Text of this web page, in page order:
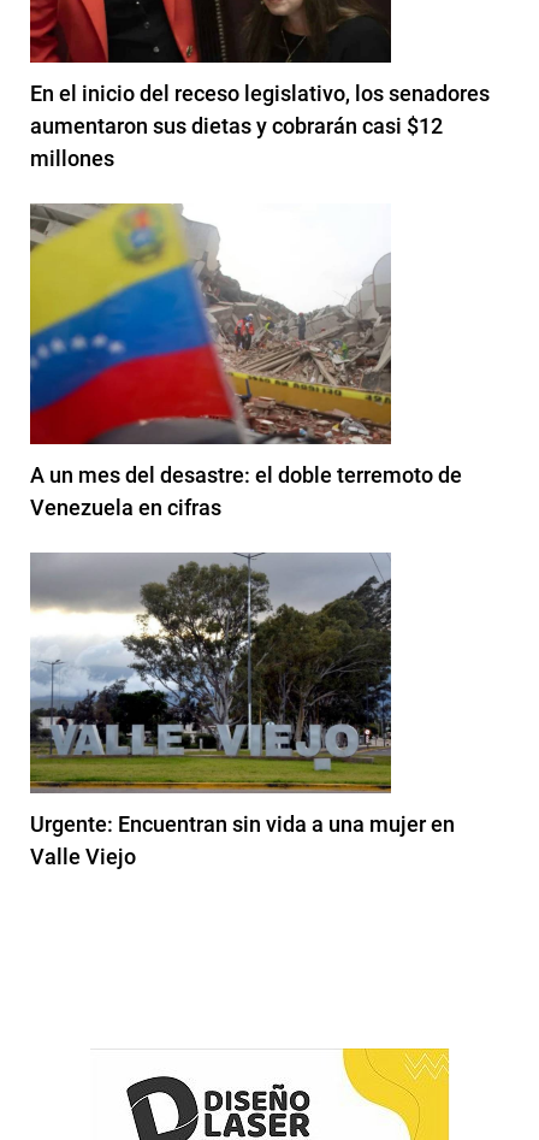
En el inicio del receso legislativo, los senadores
aumentaron sus dietas y cobrarán casi $12
millones
A un mes del desastre: el doble terremoto de
Venezuela en cifras
Urgente: Encuentran sin vida a una mujer en
Valle Viejo